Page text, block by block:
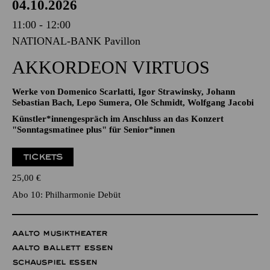
04.10.2026
11:00 - 12:00
NATIONAL-BANK Pavillon
AKKORDEON VIRTUOS
Werke von Domenico Scarlatti, Igor Strawinsky, Johann
Sebastian Bach, Lepo Sumera, Ole Schmidt, Wolfgang Jacobi
Künstler*innengespräch im Anschluss an das Konzert
"Sonntagsmatinee plus" für Senior*innen
TICKETS
25,00 €
Abo 10: Philharmonie Debüt
AALTO MUSIKTHEATER
AALTO BALLETT ESSEN
SCHAUSPIEL ESSEN